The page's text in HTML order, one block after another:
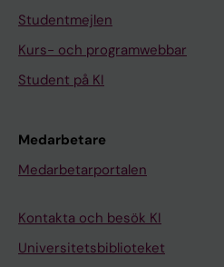
Studentmejlen
Kurs- och programwebbar
Student på KI
Medarbetare
Medarbetarportalen
Kontakta och besök KI
Universitetsbiblioteket